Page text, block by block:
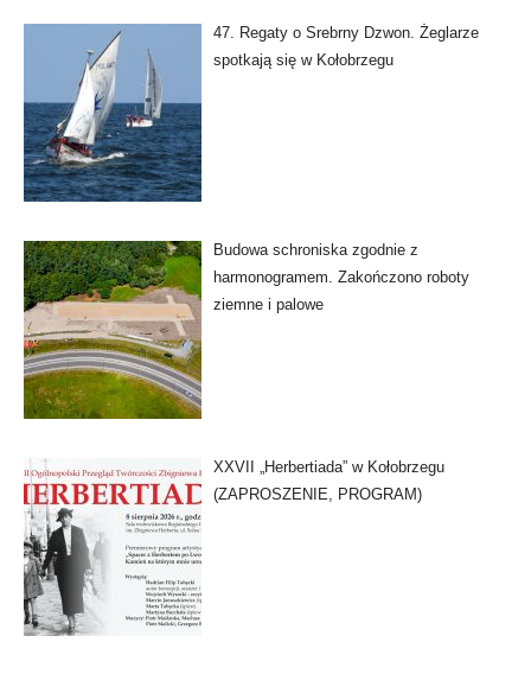
47. Regaty o Srebrny Dzwon. Żeglarze
spotkają się w Kołobrzegu
Budowa schroniska zgodnie z
harmonogramem. Zakończono roboty
ziemne i palowe
XXVII „Herbertiada” w Kołobrzegu
(ZAPROSZENIE, PROGRAM)